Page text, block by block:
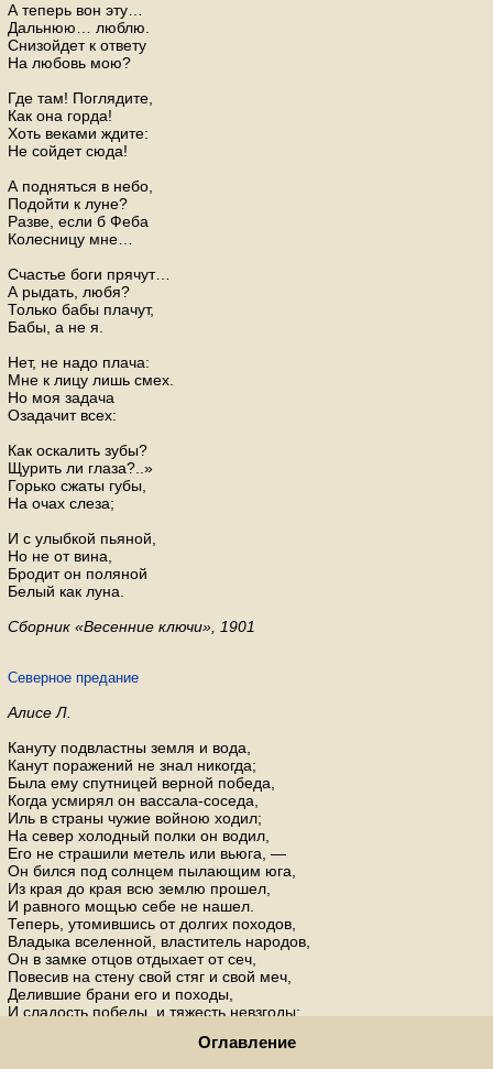
А теперь вон эту…
Дальнюю… люблю.
Снизойдет к ответу
На любовь мою?
Где там! Поглядите,
Как она горда!
Хоть веками ждите:
Не сойдет сюда!
А подняться в небо,
Подойти к луне?
Разве, если б Феба
Колесницу мне…
Счастье боги прячут…
А рыдать, любя?
Только бабы плачут,
Бабы, а не я.
Нет, не надо плача:
Мне к лицу лишь смех.
Но моя задача
Озадачит всех:
Как оскалить зубы?
Щурить ли глаза?..»
Горько сжаты губы,
На очах слеза;
И с улыбкой пьяной,
Но не от вина,
Бродит он поляной
Белый как луна.
Сборник «Весенние ключи», 1901
Северное предание
Алисе Л.
Кануту подвластны земля и вода,
Канут поражений не знал никогда;
Была ему спутницей верной победа,
Когда усмирял он вассала-соседа,
Иль в страны чужие войною ходил;
На север холодный полки он водил,
Его не страшили метель или вьюга, —
Он бился под солнцем пылающим юга,
Из края до края всю землю прошел,
И равного мощью себе не нашел.
Теперь, утомившись от долгих походов,
Владыка вселенной, властитель народов,
Он в замке отцов отдыхает от сеч,
Повесив на стену свой стяг и свой меч,
Делившие брани его и походы,
И сладость победы, и тяжесть невзгоды;
Клинок притупился и стяг пожелтел…
Оглавление